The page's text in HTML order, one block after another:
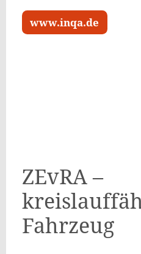
www.inqa.de
ZEvRA –
Fahrzeug